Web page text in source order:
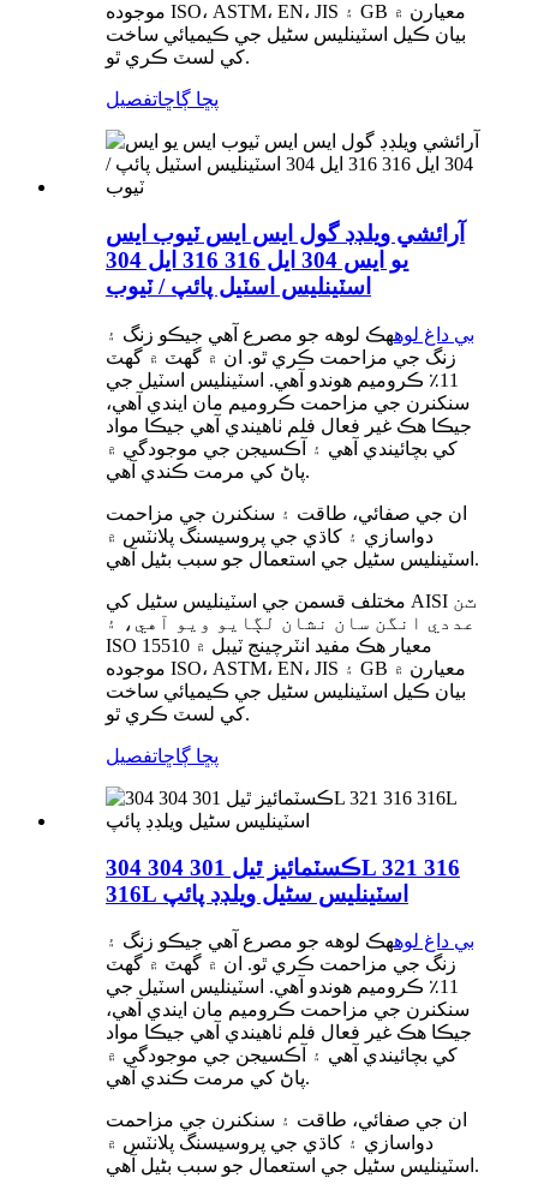
موجوده ISO، ASTM، EN، JIS ۽ GB معيارن ۾
بيان ڪيل اسٽينلیس سٹیل جي ڪيميائي ساخت
کي لسٽ ڪري ٿو.
پڇا ڳاڇاتفصيل
آرائشي ويلڊڊ گول ايس ايس ٽيوب ايس
يو ايس 304 ايل 316 316 ايل 304
اسٽينلیس اسٽيل پائپ / ٽيوب
بي داغ لوههڪ لوهه جو مصرع آهي جيڪو زنگ ۽
زنگ جي مزاحمت ڪري ٿو. ان ۾ گهٽ ۾ گهٽ
11٪ ڪروميم هوندو آهي. اسٽينلیس اسٽيل جي
سنکنرن جي مزاحمت ڪروميم مان ايندي آهي،
جيڪا هڪ غير فعال فلم ٺاهيندي آهي جيڪا مواد
کي بچائيندي آهي ۽ آڪسيجن جي موجودگي ۾
پاڻ کي مرمت ڪندي آهي.
ان جي صفائي، طاقت ۽ سنکنرن جي مزاحمت
دواسازي ۽ کاڌي جي پروسيسنگ پلانٽس ۾
اسٽينلیس سٹیل جي استعمال جو سبب بڻيل آهي.
مختلف قسمن جي اسٽينلیس سٹیل کي AISI ٽن
عددي انگن سان نشان لڳايو ويو آهي، ۽
ISO 15510 معيار هڪ مفيد انٽرچينج ٽيبل ۾
موجوده ISO، ASTM، EN، JIS ۽ GB معيارن ۾
بيان ڪيل اسٽينلیس سٹیل جي ڪيميائي ساخت
کي لسٽ ڪري ٿو.
پڇا ڳاڇاتفصيل
ڪسٽمائيز ٿيل 301 304 304L 321 316
316L اسٽينلیس سٹیل ويلڊڊ پائپ
بي داغ لوههڪ لوهه جو مصرع آهي جيڪو زنگ ۽
زنگ جي مزاحمت ڪري ٿو. ان ۾ گهٽ ۾ گهٽ
11٪ ڪروميم هوندو آهي. اسٽينلیس اسٽيل جي
سنکنرن جي مزاحمت ڪروميم مان ايندي آهي،
جيڪا هڪ غير فعال فلم ٺاهيندي آهي جيڪا مواد
کي بچائيندي آهي ۽ آڪسيجن جي موجودگي ۾
پاڻ کي مرمت ڪندي آهي.
ان جي صفائي، طاقت ۽ سنکنرن جي مزاحمت
دواسازي ۽ کاڌي جي پروسيسنگ پلانٽس ۾
اسٽينلیس سٹیل جي استعمال جو سبب بڻيل آهي.